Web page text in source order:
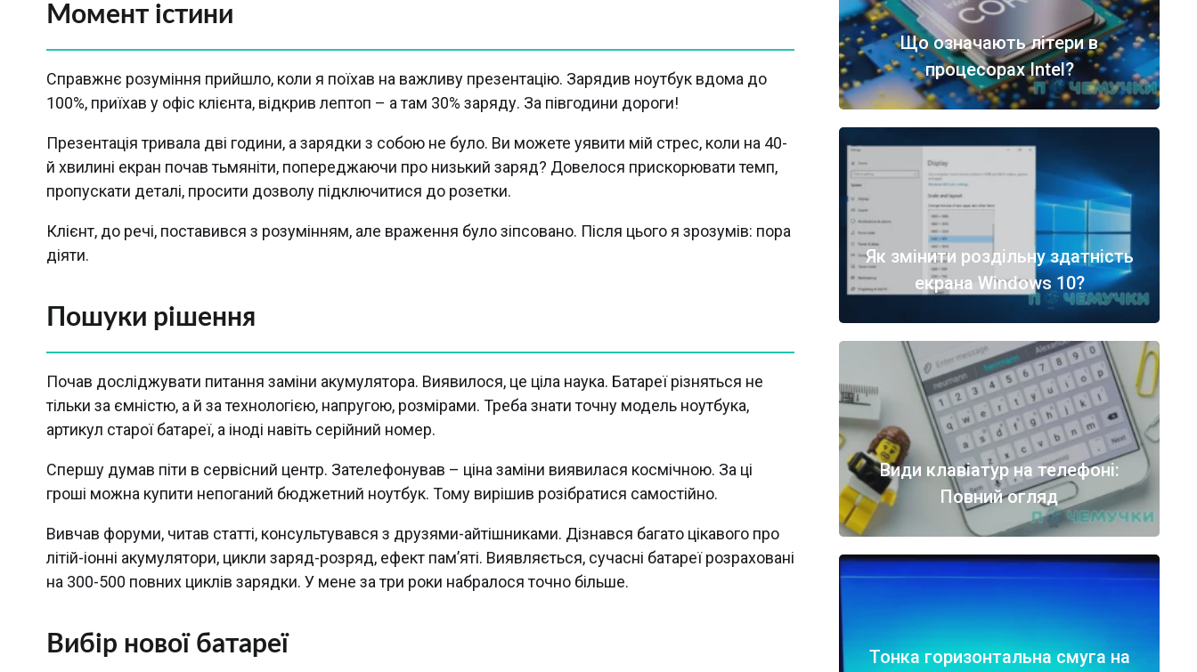
Момент істини
Справжнє розуміння прийшло, коли я поїхав на важливу презентацію. Зарядив ноутбук вдома до
100%, приїхав у офіс клієнта, відкрив лептоп – а там 30% заряду. За півгодини дороги!
Презентація тривала дві години, а зарядки з собою не було. Ви можете уявити мій стрес, коли на 40-
й хвилині екран почав тьмяніти, попереджаючи про низький заряд? Довелося прискорювати темп,
пропускати деталі, просити дозволу підключитися до розетки.
Клієнт, до речі, поставився з розумінням, але враження було зіпсовано. Після цього я зрозумів: пора
діяти.
Пошуки рішення
Почав досліджувати питання заміни акумулятора. Виявилося, це ціла наука. Батареї різняться не
тільки за ємністю, а й за технологією, напругою, розмірами. Треба знати точну модель ноутбука,
артикул старої батареї, а іноді навіть серійний номер.
Спершу думав піти в сервісний центр. Зателефонував – ціна заміни виявилася космічною. За ці
гроші можна купити непоганий бюджетний ноутбук. Тому вирішив розібратися самостійно.
Вивчав форуми, читав статті, консультувався з друзями-айтішниками. Дізнався багато цікавого про
літій-іонні акумулятори, цикли заряд-розряд, ефект пам’яті. Виявляється, сучасні батареї розраховані
на 300-500 повних циклів зарядки. У мене за три роки набралося точно більше.
Вибір нової батареї
Що означають літери в
процесорах Intel?
Як змінити роздільну здатність
екрана Windows 10?
Види клавіатур на телефоні:
Повний огляд
Тонка горизонтальна смуга на